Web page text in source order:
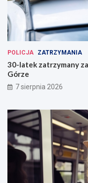
POLICJA ZATRZYMANIA
30-latek zatrzymany
Górze
7 sierpnia 2026